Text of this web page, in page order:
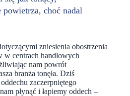
powietrza, choć nadal
zniesienia obostrzenia
w centrach handlowych
nam powrót
branża tonęła. Dziś
zaczerpniętego
płynąć i łapiemy oddech –